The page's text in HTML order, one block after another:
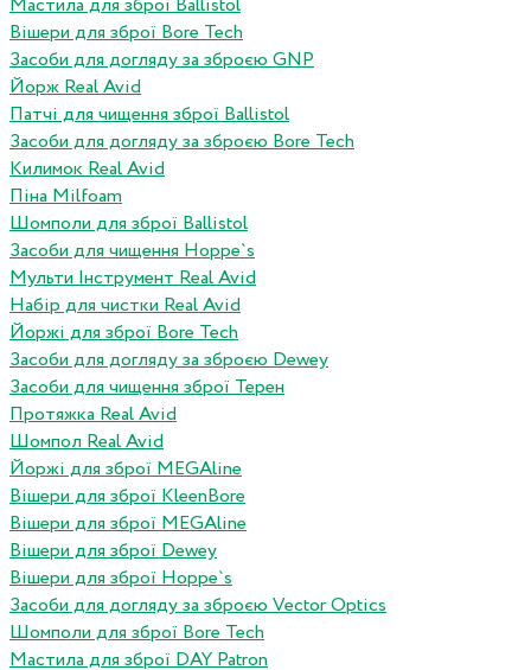
Мастила для зброї Ballistol
Вішери для зброї Bore Tech
Засоби для догляду за зброєю GNP
Йорж Real Avid
Патчі для чищення зброї Ballistol
Засоби для догляду за зброєю Bore Tech
Килимок Real Avid
Піна Milfoam
Шомполи для зброї Ballistol
Засоби для чищення Hoppe`s
Мульти Інструмент Real Avid
Набір для чистки Real Avid
Йоржі для зброї Bore Tech
Засоби для догляду за зброєю Dewey
Засоби для чищення зброї Терен
Протяжка Real Avid
Шомпол Real Avid
Йоржі для зброї MEGAline
Вішери для зброї KleenBore
Вішери для зброї MEGAline
Вішери для зброї Dewey
Вішери для зброї Hoppe`s
Засоби для догляду за зброєю Vector Optics
Шомполи для зброї Bore Tech
Мастила для зброї DAY Patron